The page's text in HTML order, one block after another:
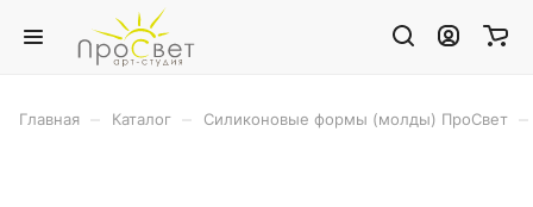
Главная Каталог Силиконовые формы (молды) ПроСвет